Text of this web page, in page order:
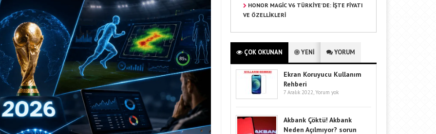
HONOR MAGIC V6 TÜRKIYE’DE: İŞTE FIYATI
VE ÖZELLIKLERI
ÇOK OKUNAN YENİ YORUM
Ekran Koruyucu Kullanım
Rehberi
7 Aralık 2022, Yorum yok
Akbank Çöktü! Akbank
Neden Açılmıyor? sorun